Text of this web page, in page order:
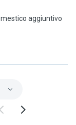
aggiuntivo